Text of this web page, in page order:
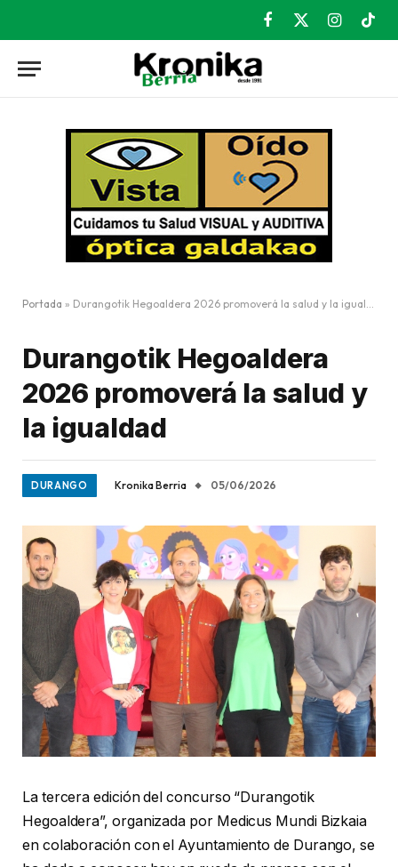
Facebook
X
Instagram
Portada » Durangotik Hegoaldera 2026 promoverá la salud y la igualdad
Durangotik Hegoaldera
2026 promoverá la salud y
la igualdad
DURANGO Kronika Berria 05/06/2026
La tercera edición del concurso “Durangotik
Hegoaldera”, organizada por Medicus Mundi Bizkaia
en colaboración con el Ayuntamiento de Durango, se